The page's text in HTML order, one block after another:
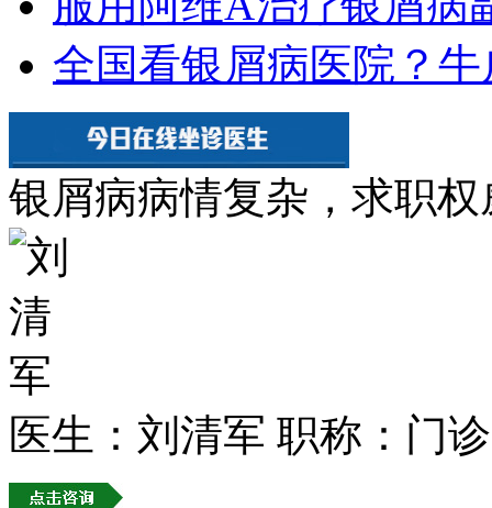
全国看银屑病医院？
银屑病病情复杂，求职
医生：刘清军 职称：门